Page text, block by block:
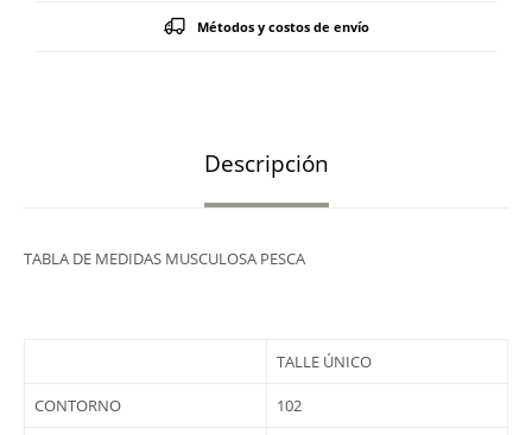
Métodos y costos de envío
Descripción
TABLA DE MEDIDAS MUSCULOSA PESCA
TALLE ÚNICO
CONTORNO 102